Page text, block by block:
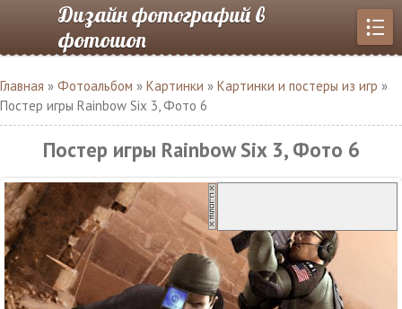
Дизайн фотографий в
фотошоп
Главная » Фотоальбом » Картинки » Картинки и постеры из игр »
Постер игры Rainbow Six 3, Фото 6
Постер игры Rainbow Six 3, Фото 6